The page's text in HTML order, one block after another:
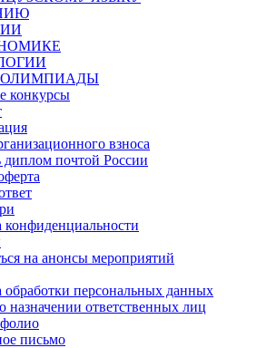
ОЛИМПИАДЫ
конкурсы
взноса
диплом почтой России
на анонсы мероприятий
персональных данных
назначении ответственных лиц
письмо